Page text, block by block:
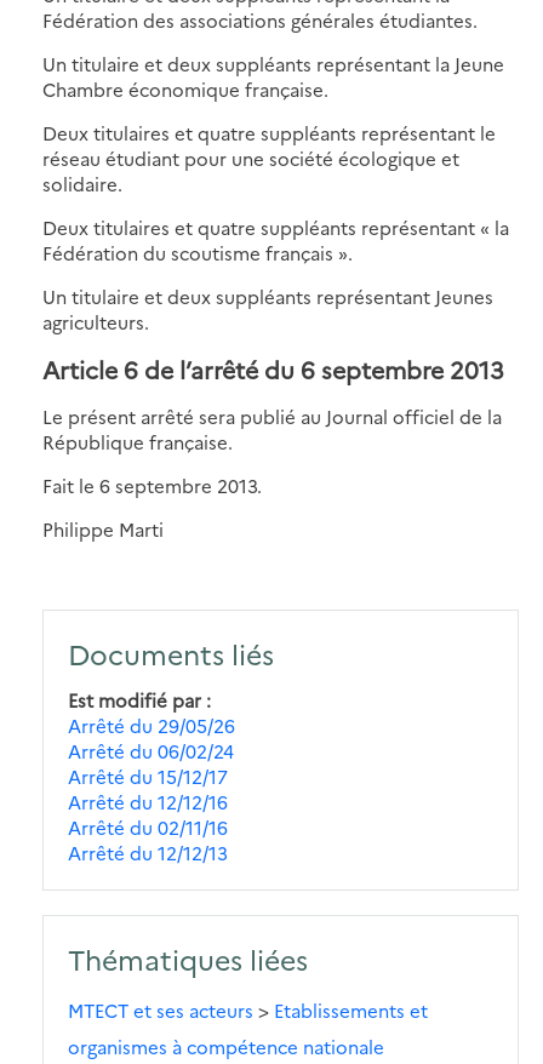
Fédération des associations générales étudiantes.
Un titulaire et deux suppléants représentant la Jeune
Chambre économique française.
Deux titulaires et quatre suppléants représentant le
réseau étudiant pour une société écologique et
solidaire.
Deux titulaires et quatre suppléants représentant « la
Fédération du scoutisme français ».
Un titulaire et deux suppléants représentant Jeunes
agriculteurs.
Article 6 de l’arrêté du 6 septembre 2013
Le présent arrêté sera publié au Journal officiel de la
République française.
Fait le 6 septembre 2013.
Philippe Marti
Documents liés
Est modifié par
Arrêté du 29/05/26
Arrêté du 06/02/24
Arrêté du 15/12/17
Arrêté du 12/12/16
Arrêté du 02/11/16
Arrêté du 12/12/13
Thématiques liées
MTECT et ses acteurs > Etablissements et
organismes à compétence nationale